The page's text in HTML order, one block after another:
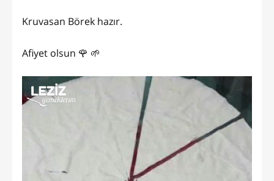
Kruvasan Börek hazır.
Afiyet olsun 🌹 🌱